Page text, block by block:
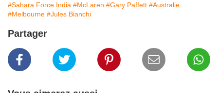
#Sahara Force India #McLaren #Gary Paffett #Australie
#Melbourne #Jules Bianchi
Partager